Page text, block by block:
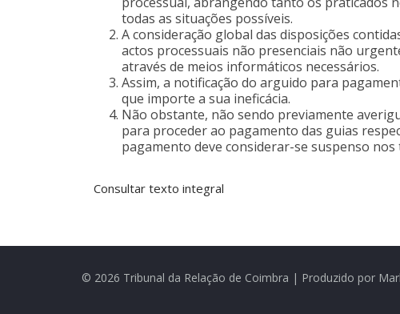
todas as situações possíveis.
A consideração global das disposições
actos processuais não presenciais não
através de meios informáticos necessários.
Assim, a notificação do arguido para
que importe a sua ineficácia.
Não obstante, não sendo previamente
para proceder ao pagamento das guias
pagamento deve considerar-se suspenso
Consultar texto integral
© 2026 Tribunal da Relação de Coimbra | Produzido por